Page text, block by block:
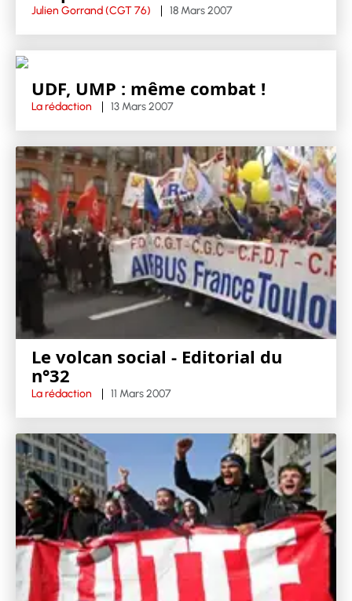
Julien Gorrand (CGT 76) 18 Mars 2007
UDF, UMP : même combat !
La rédaction 13 Mars 2007
Le volcan social - Editorial du
n°32
La rédaction 11 Mars 2007